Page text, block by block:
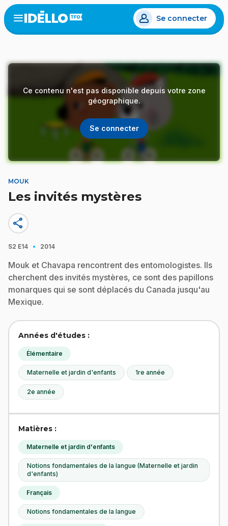
Aller
au
contenu
Open
menu
Se connecter
Ce contenu n'est pas disponible depuis votre zone
géographique.
Se connecter
MOUK
Les invités mystères
share
S2 E14 · 2014
Mouk et Chavapa rencontrent des entomologistes. Ils
cherchent des invités mystères, ce sont des papillons
monarques qui se sont déplacés du Canada jusqu'au
Mexique.
Années d'études :
Élémentaire
Maternelle et jardin d'enfants 1re année
2e année
Matières :
Maternelle et jardin d'enfants
Notions fondamentales de la langue (Maternelle et jardin
d'enfants)
Français
Notions fondamentales de la langue